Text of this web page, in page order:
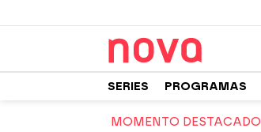
SERIES PROGRAMAS
MOMENTO DESTACADO